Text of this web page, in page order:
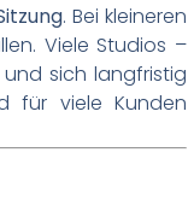
. Bei kleineren
Viele Studios –
sich langfristig
für viele Kunden